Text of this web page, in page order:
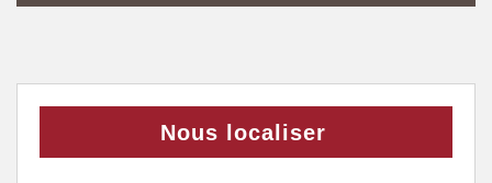
Nous localiser